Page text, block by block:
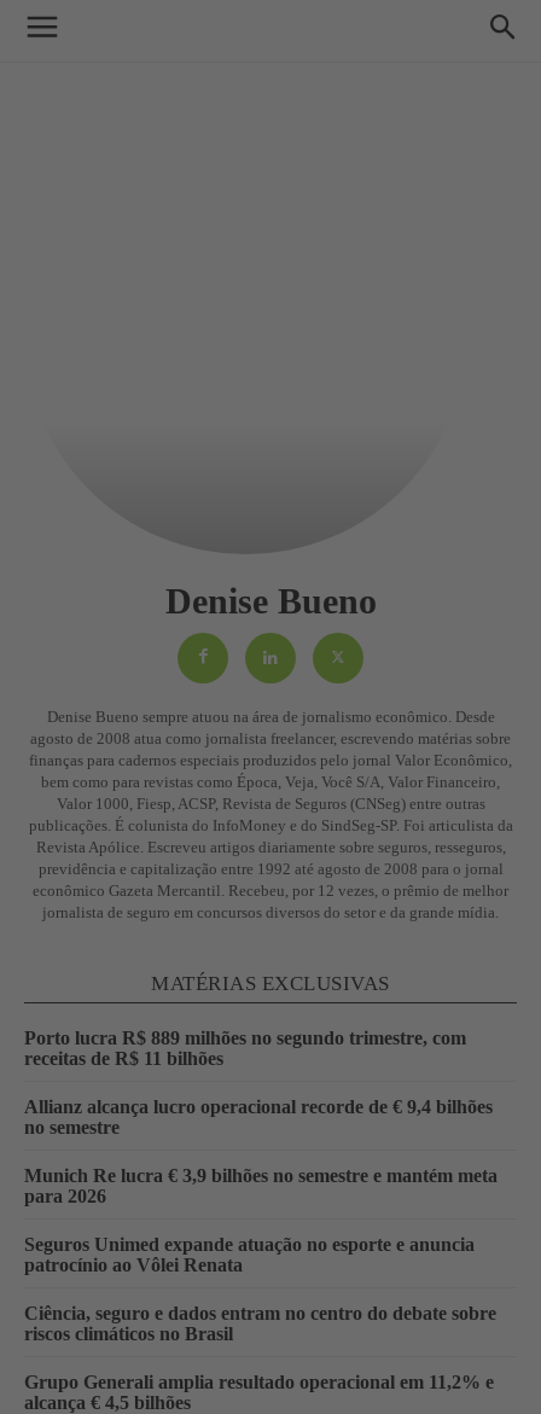
Denise Bueno
Denise Bueno sempre atuou na área de jornalismo econômico. Desde
agosto de 2008 atua como jornalista freelancer, escrevendo matérias sobre
finanças para cadernos especiais produzidos pelo jornal Valor Econômico,
bem como para revistas como Época, Veja, Você S/A, Valor Financeiro,
Valor 1000, Fiesp, ACSP, Revista de Seguros (CNSeg) entre outras
publicações. É colunista do InfoMoney e do SindSeg-SP. Foi articulista da
Revista Apólice. Escreveu artigos diariamente sobre seguros, resseguros,
previdência e capitalização entre 1992 até agosto de 2008 para o jornal
econômico Gazeta Mercantil. Recebeu, por 12 vezes, o prêmio de melhor
jornalista de seguro em concursos diversos do setor e da grande mídia.
MATÉRIAS EXCLUSIVAS
Porto lucra R$ 889 milhões no segundo trimestre, com
receitas de R$ 11 bilhões
Allianz alcança lucro operacional recorde de € 9,4 bilhões
no semestre
Munich Re lucra € 3,9 bilhões no semestre e mantém meta
para 2026
Seguros Unimed expande atuação no esporte e anuncia
patrocínio ao Vôlei Renata
Ciência, seguro e dados entram no centro do debate sobre
riscos climáticos no Brasil
Grupo Generali amplia resultado operacional em 11,2% e
alcança € 4,5 bilhões